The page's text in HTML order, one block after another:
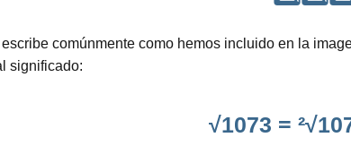
comúnmente como hemos incluido en la
significado:
√1073 =